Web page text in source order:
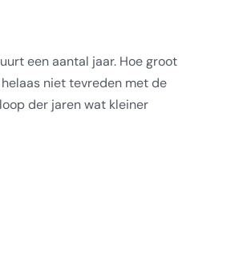
een aantal jaar. Hoe groot
niet tevreden met de
der jaren wat kleiner